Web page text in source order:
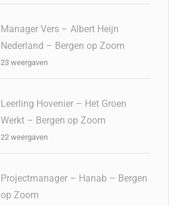
Manager Vers – Albert Heijn
Nederland – Bergen op Zoom
23 weergaven
Leerling Hovenier – Het Groen
Werkt – Bergen op Zoom
22 weergaven
Projectmanager – Hanab – Bergen
op Zoom